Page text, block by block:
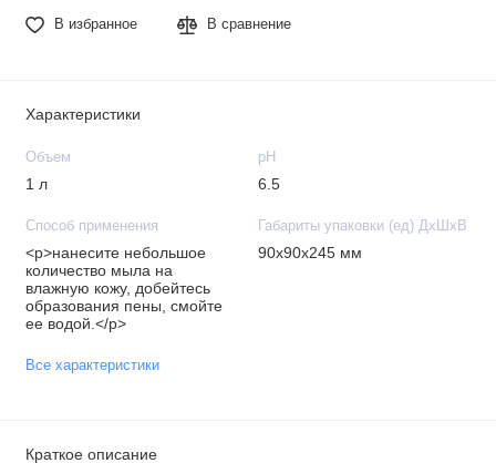
В избранное В сравнение
Характеристики
Объем
1 л
рН
6.5
Способ применения
<p>нанесите небольшое
количество мыла на
влажную кожу, добейтесь
образования пены, смойте
ее водой.</p>
Габариты упаковки (ед) ДхШхВ
90x90x245 мм
Все характеристики
Краткое описание